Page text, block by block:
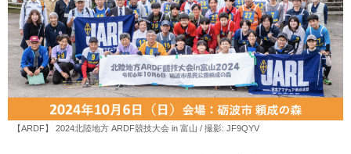
【ARDF】 2024北陸地方 ARDF競技大会 in 富山 / 撮影: JF9QYV